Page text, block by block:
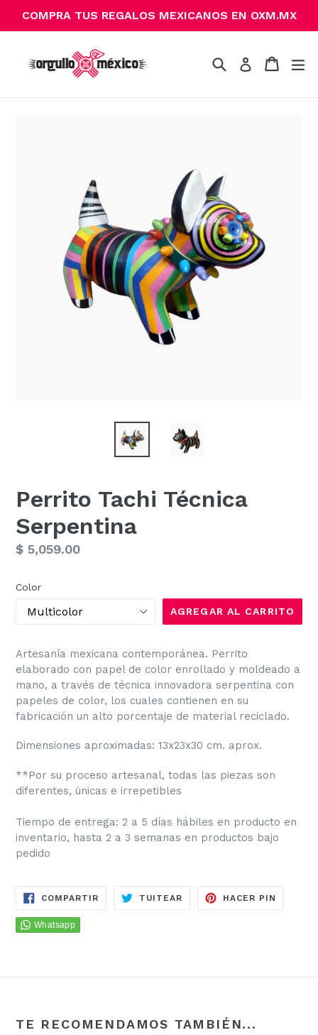
contenido
COMPRA TUS REGALOS MEXICANOS EN OXM.MX
BuscarIngresarCarrito
Carrito
Perrito Tachi Técnica
Serpentina
Precio
$ 5,059.00
Color
AGREGAR AL CARRITO
Artesanía mexicana contemporánea. Perrito
elaborado con papel de color enrollado y moldeado a
mano, a través de técnica innovadora serpentina con
papeles de color, los cuales contienen en su
fabricación un alto porcentaje de material reciclado.
Dimensiones aproximadas: 13x23x30 cm. aprox.
**Por su proceso artesanal, todas las piezas son
diferentes, únicas e irrepetibles
Tiempo de entrega: 2 a 5 días hábiles en producto en
inventario, hasta 2 a 3 semanas en productos bajo
pedido
COMPARTIRCOMPARTIR
EN
TUITEAR TUITEARHACER PIN
TE RECOMENDAMOS TAMBIÉN...